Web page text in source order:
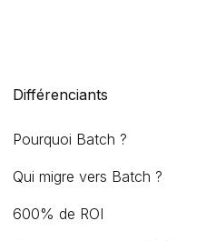
Différenciants
Pourquoi Batch ?
Qui migre vers Batch ?
600% de ROI